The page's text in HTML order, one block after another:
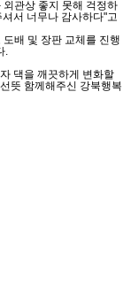
관상 좋지 못해 걱정하
서 너무나 감사하다"고
배 및 장판 교체를 진행
.
댁을 깨끗하게 변화할
뜻 함께해주신 강북행복